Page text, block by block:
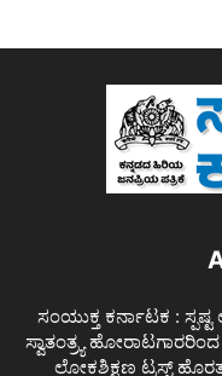
ಸಂಯುಕ್ತ ಕರ್ನಾಟಕ :
ಸ್ವಾತಂತ್ರ್ಯ
ಲೋಕಶಿಕ್ಷಣ ಟ್ರಸ್ಟ್